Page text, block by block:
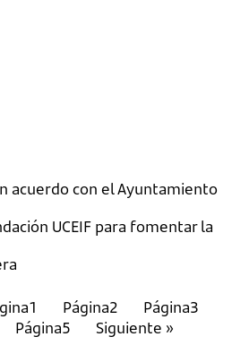
acuerdo con el Ayuntamiento
UCEIF para fomentar la
1 Página2 Página3
Página5 Siguiente »